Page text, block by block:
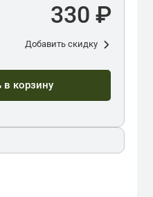
330 ₽
Добавить скидку
в корзину